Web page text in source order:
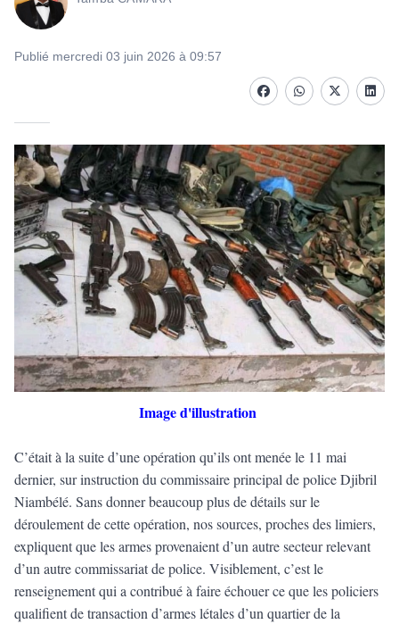
Publié mercredi 03 juin 2026 à 09:57
FacebookwhatsappTwitter
Image d'illustration
C’était à la suite d’une opération qu’ils ont menée le 11 mai
dernier, sur instruction du commissaire principal de police Djibril
Niambélé. Sans donner beaucoup plus de détails sur le
déroulement de cette opération, nos sources, proches des limiers,
expliquent que les armes provenaient d’un autre secteur relevant
d’un autre commissariat de police. Visiblement, c’est le
renseignement qui a contribué à faire échouer ce que les policiers
qualifient de transaction d’armes létales d’un quartier de la